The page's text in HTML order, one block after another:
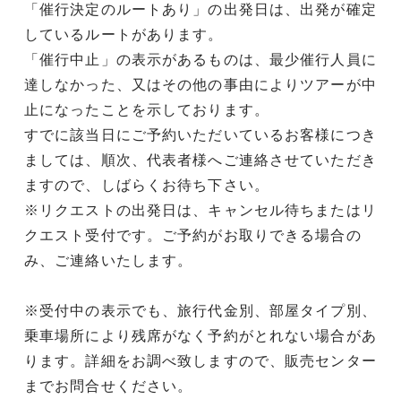
「催行決定のルートあり」の出発日は、出発が確定
しているルートがあります。
「催行中止」の表示があるものは、最少催行人員に
達しなかった、又はその他の事由によりツアーが中
止になったことを示しております。
すでに該当日にご予約いただいているお客様につき
ましては、順次、代表者様へご連絡させていただき
ますので、しばらくお待ち下さい。
※リクエストの出発日は、キャンセル待ちまたはリ
クエスト受付です。ご予約がお取りできる場合の
み、ご連絡いたします。
※受付中の表示でも、旅行代金別、部屋タイプ別、
乗車場所により残席がなく予約がとれない場合があ
ります。詳細をお調べ致しますので、販売センター
までお問合せください。